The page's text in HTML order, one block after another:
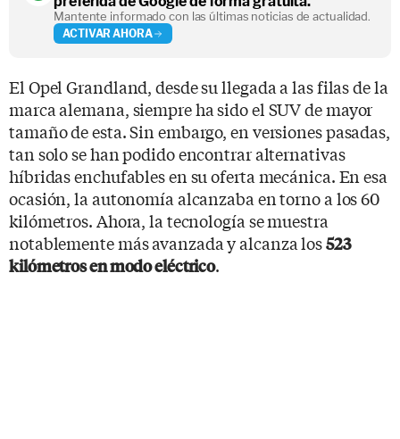
Mantente informado con las últimas noticias de actualidad.
ACTIVAR AHORA
El Opel Grandland, desde su llegada a las filas de la
marca alemana, siempre ha sido el SUV de mayor
tamaño de esta. Sin embargo, en versiones pasadas,
tan solo se han podido encontrar alternativas
híbridas enchufables en su oferta mecánica. En esa
ocasión, la autonomía alcanzaba en torno a los 60
kilómetros. Ahora, la tecnología se muestra
notablemente más avanzada y alcanza los523
kilómetros en modo eléctrico.